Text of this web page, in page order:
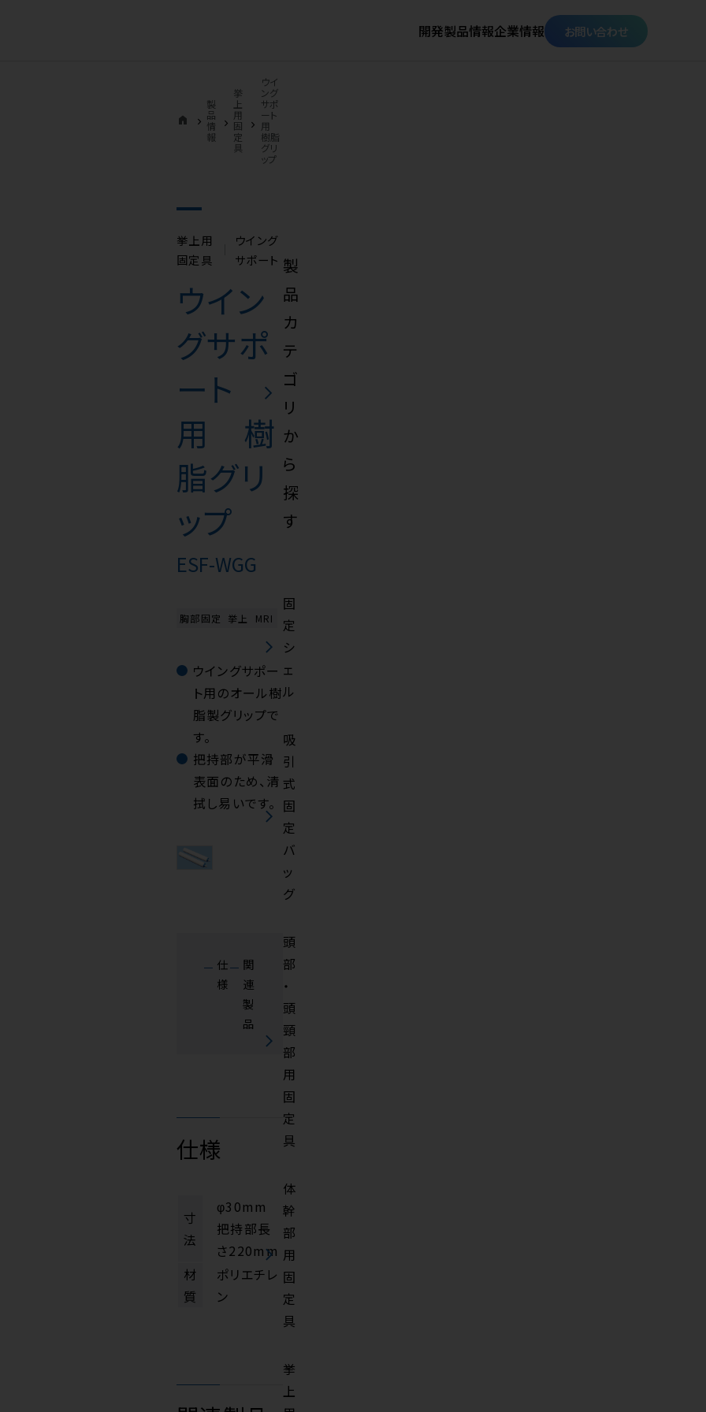
開発製品情報企業情報 お問い合わせ
home
製
品
情
報
挙
上
用
固
定
具
ウイ
ング
サポ
ート
用
樹脂
グリ
ップ
挙上用
固定具
ウイング
サポート
ウイン
グサポ
ート
用 樹
脂グリ
ップ
ESF-WGG
胸部固定 挙上 MRI
ウイングサポー
ト用のオール樹
脂製グリップで
す。
把持部が平滑
表面のため、清
拭し易いです。
仕
様
関
連
製
品
仕様
寸
法
φ30mm
把持部長
さ220mm
材
質
ポリエチレ
ン
製
品
カ
テ
ゴ
リ
か
ら
探
す
固
定
シ
ェ
ル
吸
引
式
固
定
バ
ッ
グ
頭
部
・
頭
頸
部
用
固
定
具
体
幹
部
用
固
定
具
挙
上